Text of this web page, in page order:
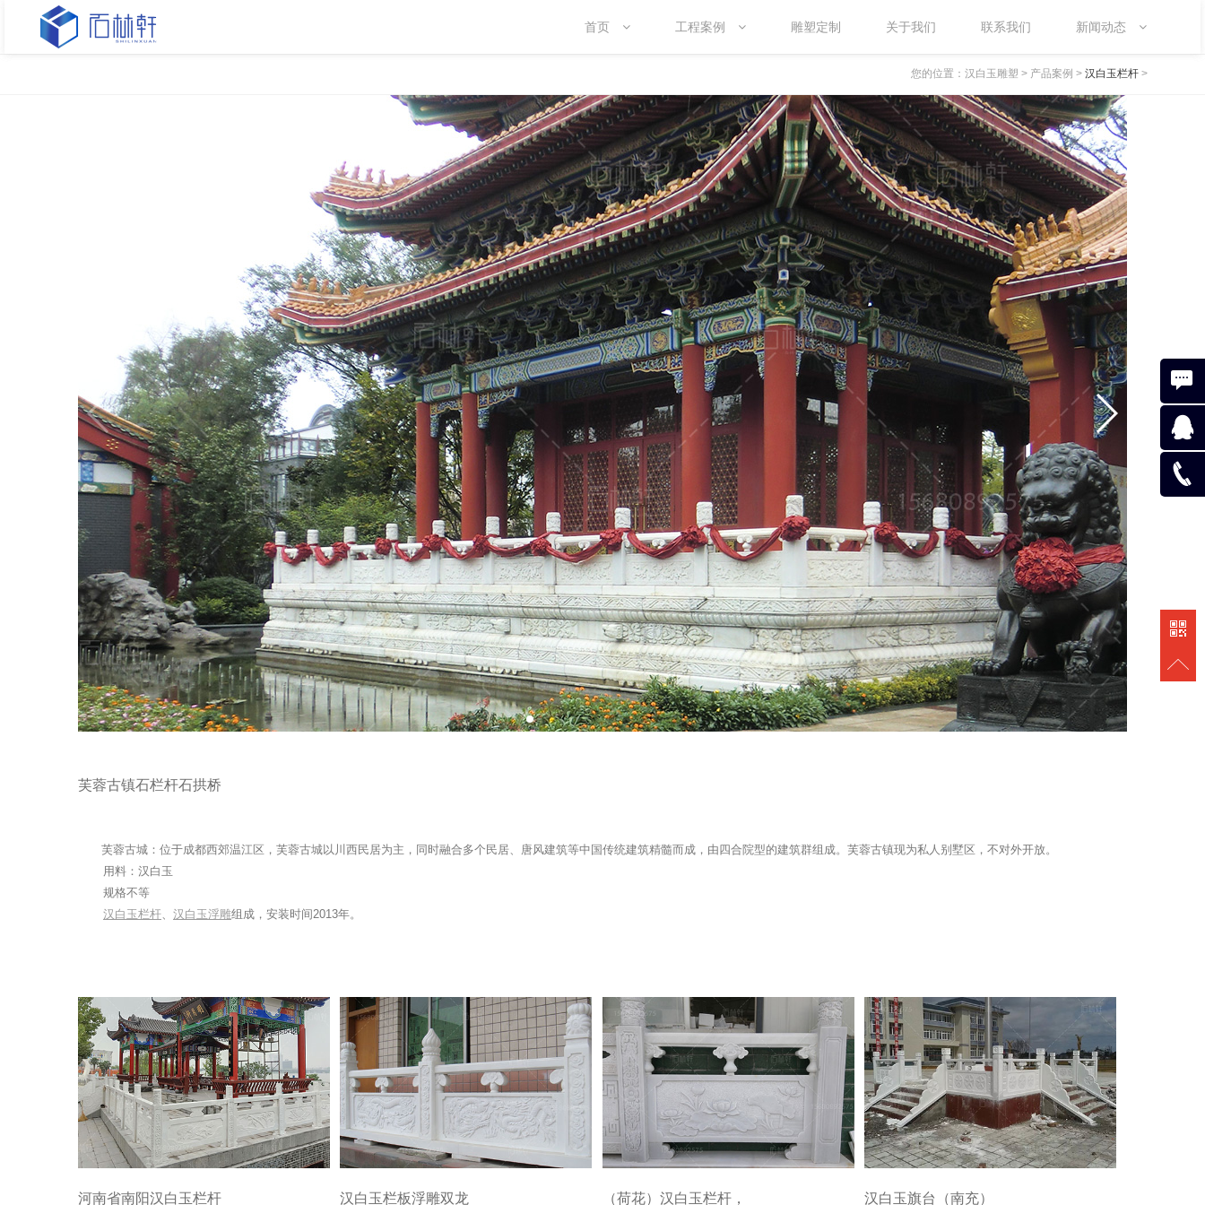
首页 工程案例 雕塑定制 关于我们 联系我们 新闻动态
您的位置： 汉白玉雕塑 > 产品案例 > 汉白玉栏杆 >
芙蓉古镇石栏杆石拱桥
芙蓉古城：位于成都西郊温江区，芙蓉古城以川西民居为主，同时融合多个民居、唐风建筑等中国传统建筑精髓而成，由四合院型的建筑群组成。芙蓉古镇现为私人别墅区，不对外开放。
用料：汉白玉
规格不等
汉白玉栏杆、 汉白玉浮雕组成，安装时间2013年。
河南省南阳汉白玉栏杆 汉白玉栏板浮雕双龙 （荷花）汉白玉栏杆， 汉白玉旗台（南充）
在线咨
询
在线咨